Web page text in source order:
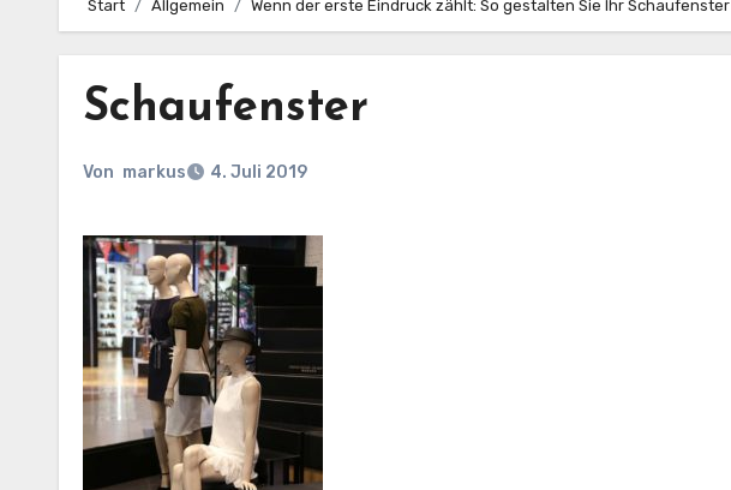
Start Allgemein Wenn der erste Eindruck zählt: So gestalten Sie Ihr Schaufenster
Schaufenster
Von markus 4. Juli 2019